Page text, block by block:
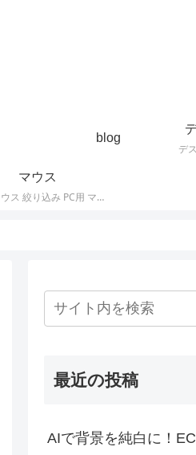
blog
マウス
PC用 マウス 絞り込み PC用 マウス 最新モデルやスペック・仕様に関する情報。ワイヤレスマウス、有線マウス、接続タイプなど。
最近の投稿
AIで背景を純白に！